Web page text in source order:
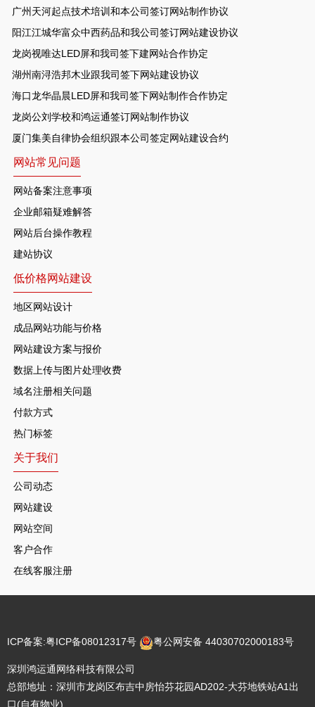
广州天河起点技术培训和本公司签订网站制作协议
阳江江城华富众中西药品和我公司签订网站建设协议
龙岗视唯达LED屏和我司签下建网站合作协定
湖州南浔浩邦木业跟我司签下网站建设协议
海口龙华晶晨LED屏和我司签下网站制作合作协定
龙岗公刘学校和鸿运通签订网站制作协议
厦门集美自律协会组织跟本公司签定网站建设合约
网站常见问题
网站备案注意事项
企业邮箱疑难解答
网站后台操作教程
建站协议
低价格网站建设
地区网站设计
成品网站功能与价格
网站建设方案与报价
数据上传与图片处理收费
域名注册相关问题
付款方式
热门标签
关于我们
公司动态
网站建设
网站空间
客户合作
在线客服注册
ICP备案:粤ICP备08012317号 粤公网安备 44030702000183号
深圳鸿运通网络科技有限公司
总部地址：深圳市龙岗区布吉中房怡芬花园AD202-大芬地铁站A1出
口(自有物业)